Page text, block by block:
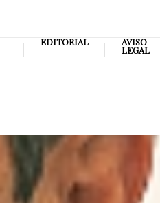
EDITORIAL AVISO
LEGAL